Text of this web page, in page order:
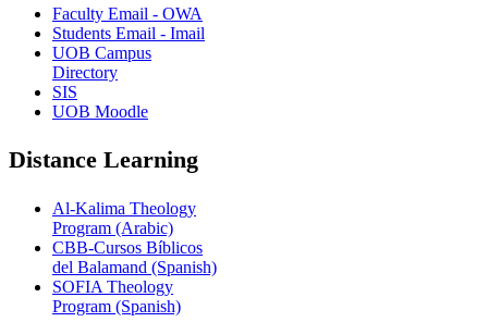
Faculty Email - OWA
Students Email - Imail
UOB Campus
Directory
SIS
UOB Moodle
Distance Learning
Al-Kalima Theology
Program (Arabic)
CBB-Cursos Bíblicos
del Balamand (Spanish)
SOFIA Theology
Program (Spanish)